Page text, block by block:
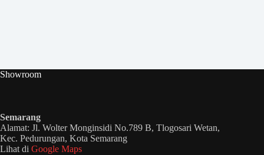
Showroom
Semarang
Alamat: Jl. Wolter Monginsidi No.789 B, Tlogosari Wetan,
Kec. Pedurungan, Kota Semarang
Lihat di Google Maps